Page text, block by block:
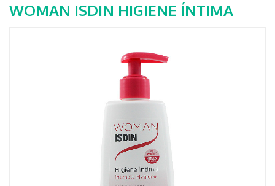
WOMAN ISDIN HIGIENE ÍNTIMA